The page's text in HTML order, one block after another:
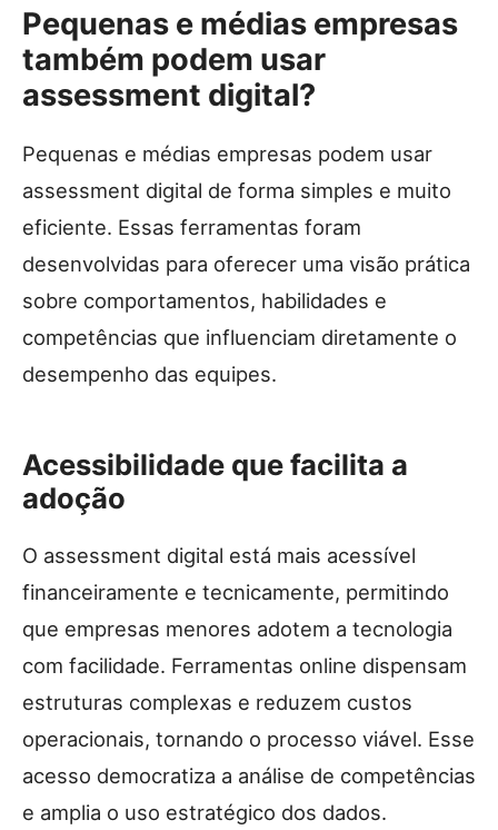
Pequenas e médias empresas
também podem usar
assessment digital?
Pequenas e médias empresas podem usar
assessment digital de forma simples e muito
eficiente. Essas ferramentas foram
desenvolvidas para oferecer uma visão prática
sobre comportamentos, habilidades e
competências que influenciam diretamente o
desempenho das equipes.
Acessibilidade que facilita a
adoção
O assessment digital está mais acessível
financeiramente e tecnicamente, permitindo
que empresas menores adotem a tecnologia
com facilidade. Ferramentas online dispensam
estruturas complexas e reduzem custos
operacionais, tornando o processo viável. Esse
acesso democratiza a análise de competências
e amplia o uso estratégico dos dados.